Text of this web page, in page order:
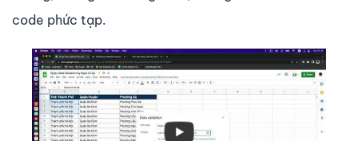
code phức tạp.